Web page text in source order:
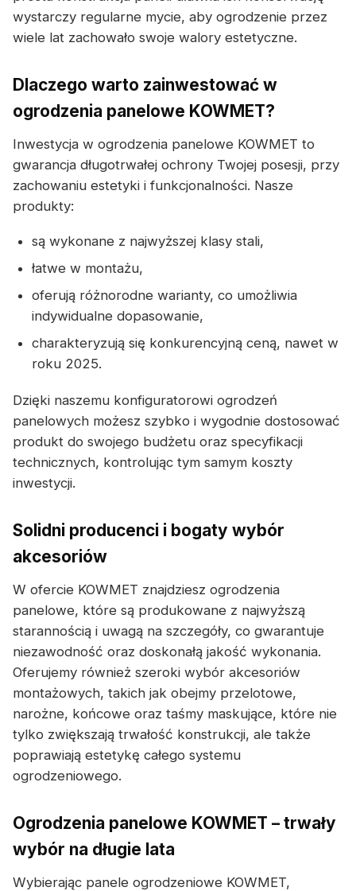
wystarczy regularne mycie, aby ogrodzenie przez
wiele lat zachowało swoje walory estetyczne.
Dlaczego warto zainwestować w
ogrodzenia panelowe KOWMET?
Inwestycja w ogrodzenia panelowe KOWMET to
gwarancja długotrwałej ochrony Twojej posesji, przy
zachowaniu estetyki i funkcjonalności. Nasze
produkty:
są wykonane z najwyższej klasy stali,
łatwe w montażu,
oferują różnorodne warianty, co umożliwia
indywidualne dopasowanie,
charakteryzują się konkurencyjną ceną, nawet w
roku 2025.
Dzięki naszemu konfiguratorowi ogrodzeń
panelowych możesz szybko i wygodnie dostosować
produkt do swojego budżetu oraz specyfikacji
technicznych, kontrolując tym samym koszty
inwestycji.
Solidni producenci i bogaty wybór
akcesoriów
W ofercie KOWMET znajdziesz ogrodzenia
panelowe, które są produkowane z najwyższą
starannością i uwagą na szczegóły, co gwarantuje
niezawodność oraz doskonałą jakość wykonania.
Oferujemy również szeroki wybór akcesoriów
montażowych, takich jak obejmy przelotowe,
narożne, końcowe oraz taśmy maskujące, które nie
tylko zwiększają trwałość konstrukcji, ale także
poprawiają estetykę całego systemu
ogrodzeniowego.
Ogrodzenia panelowe KOWMET – trwały
wybór na długie lata
Wybierając panele ogrodzeniowe KOWMET,